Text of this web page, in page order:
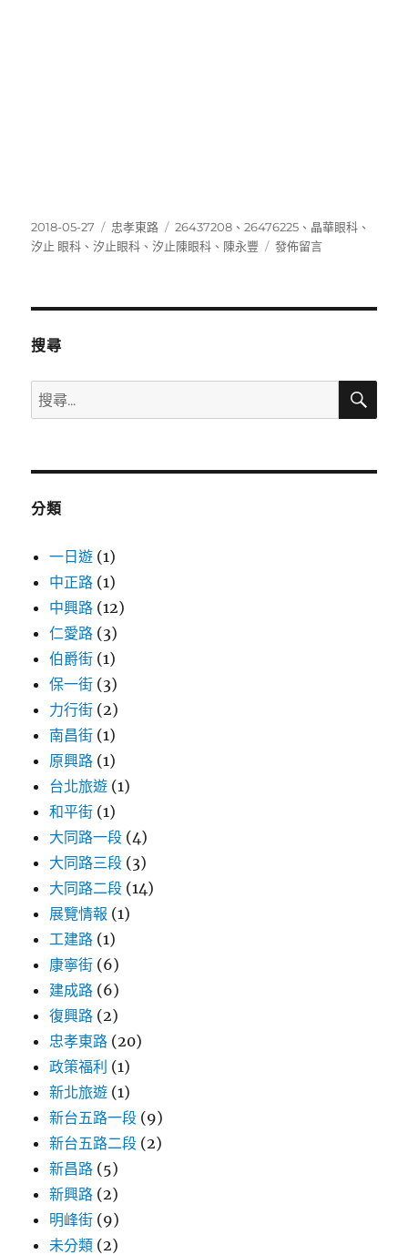
發
佈
2018-05-27
分
類
忠孝東路
標
籤
26437208 、26476225 、 晶華眼科 、
汐止 眼科 、汐止眼科 、汐止陳眼科 、 陳永豐
在
發佈留言
搜尋
搜
尋
鍵
搜
分類
一日遊 (1)
中正路 (1)
中興路 (12)
仁愛路 (3)
伯爵街 (1)
保一街 (3)
力行街 (2)
南昌街 (1)
原興路 (1)
台北旅遊 (1)
和平街 (1)
大同路一段 (4)
大同路三段 (3)
大同路二段 (14)
展覽情報 (1)
工建路 (1)
康寧街 (6)
建成路 (6)
復興路 (2)
忠孝東路 (20)
政策福利 (1)
新北旅遊 (1)
新台五路一段 (9)
新台五路二段 (2)
新昌路 (5)
新興路 (2)
明峰街 (9)
未分類 (2)